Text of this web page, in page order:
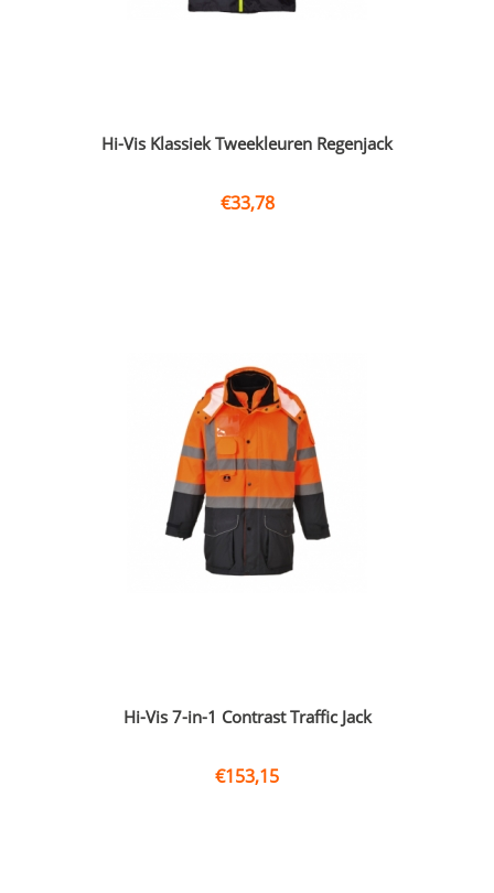
Hi-Vis Klassiek Tweekleuren Regenjack
€33,78
Hi-Vis 7-in-1 Contrast Traffic Jack
€153,15